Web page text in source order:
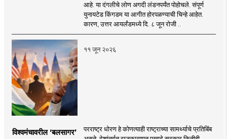
आहे. या दंगलीचे लोण अगदी लंडनपर्यंत पोहोचले. संपूर्ण
युनायटेड किंगडम या आगीत होरपळण्याची चिन्हे आहेत.
कारण, उत्तर आयर्लंडमध्ये दि. ८ जून रोजी ..
११ जून २०२६
विश्वमंचावरील ‘बलसागर’
परराष्ट्र धोरण हे कोणत्याही राष्ट्राच्या सामर्थ्याचे प्रतिबिंब